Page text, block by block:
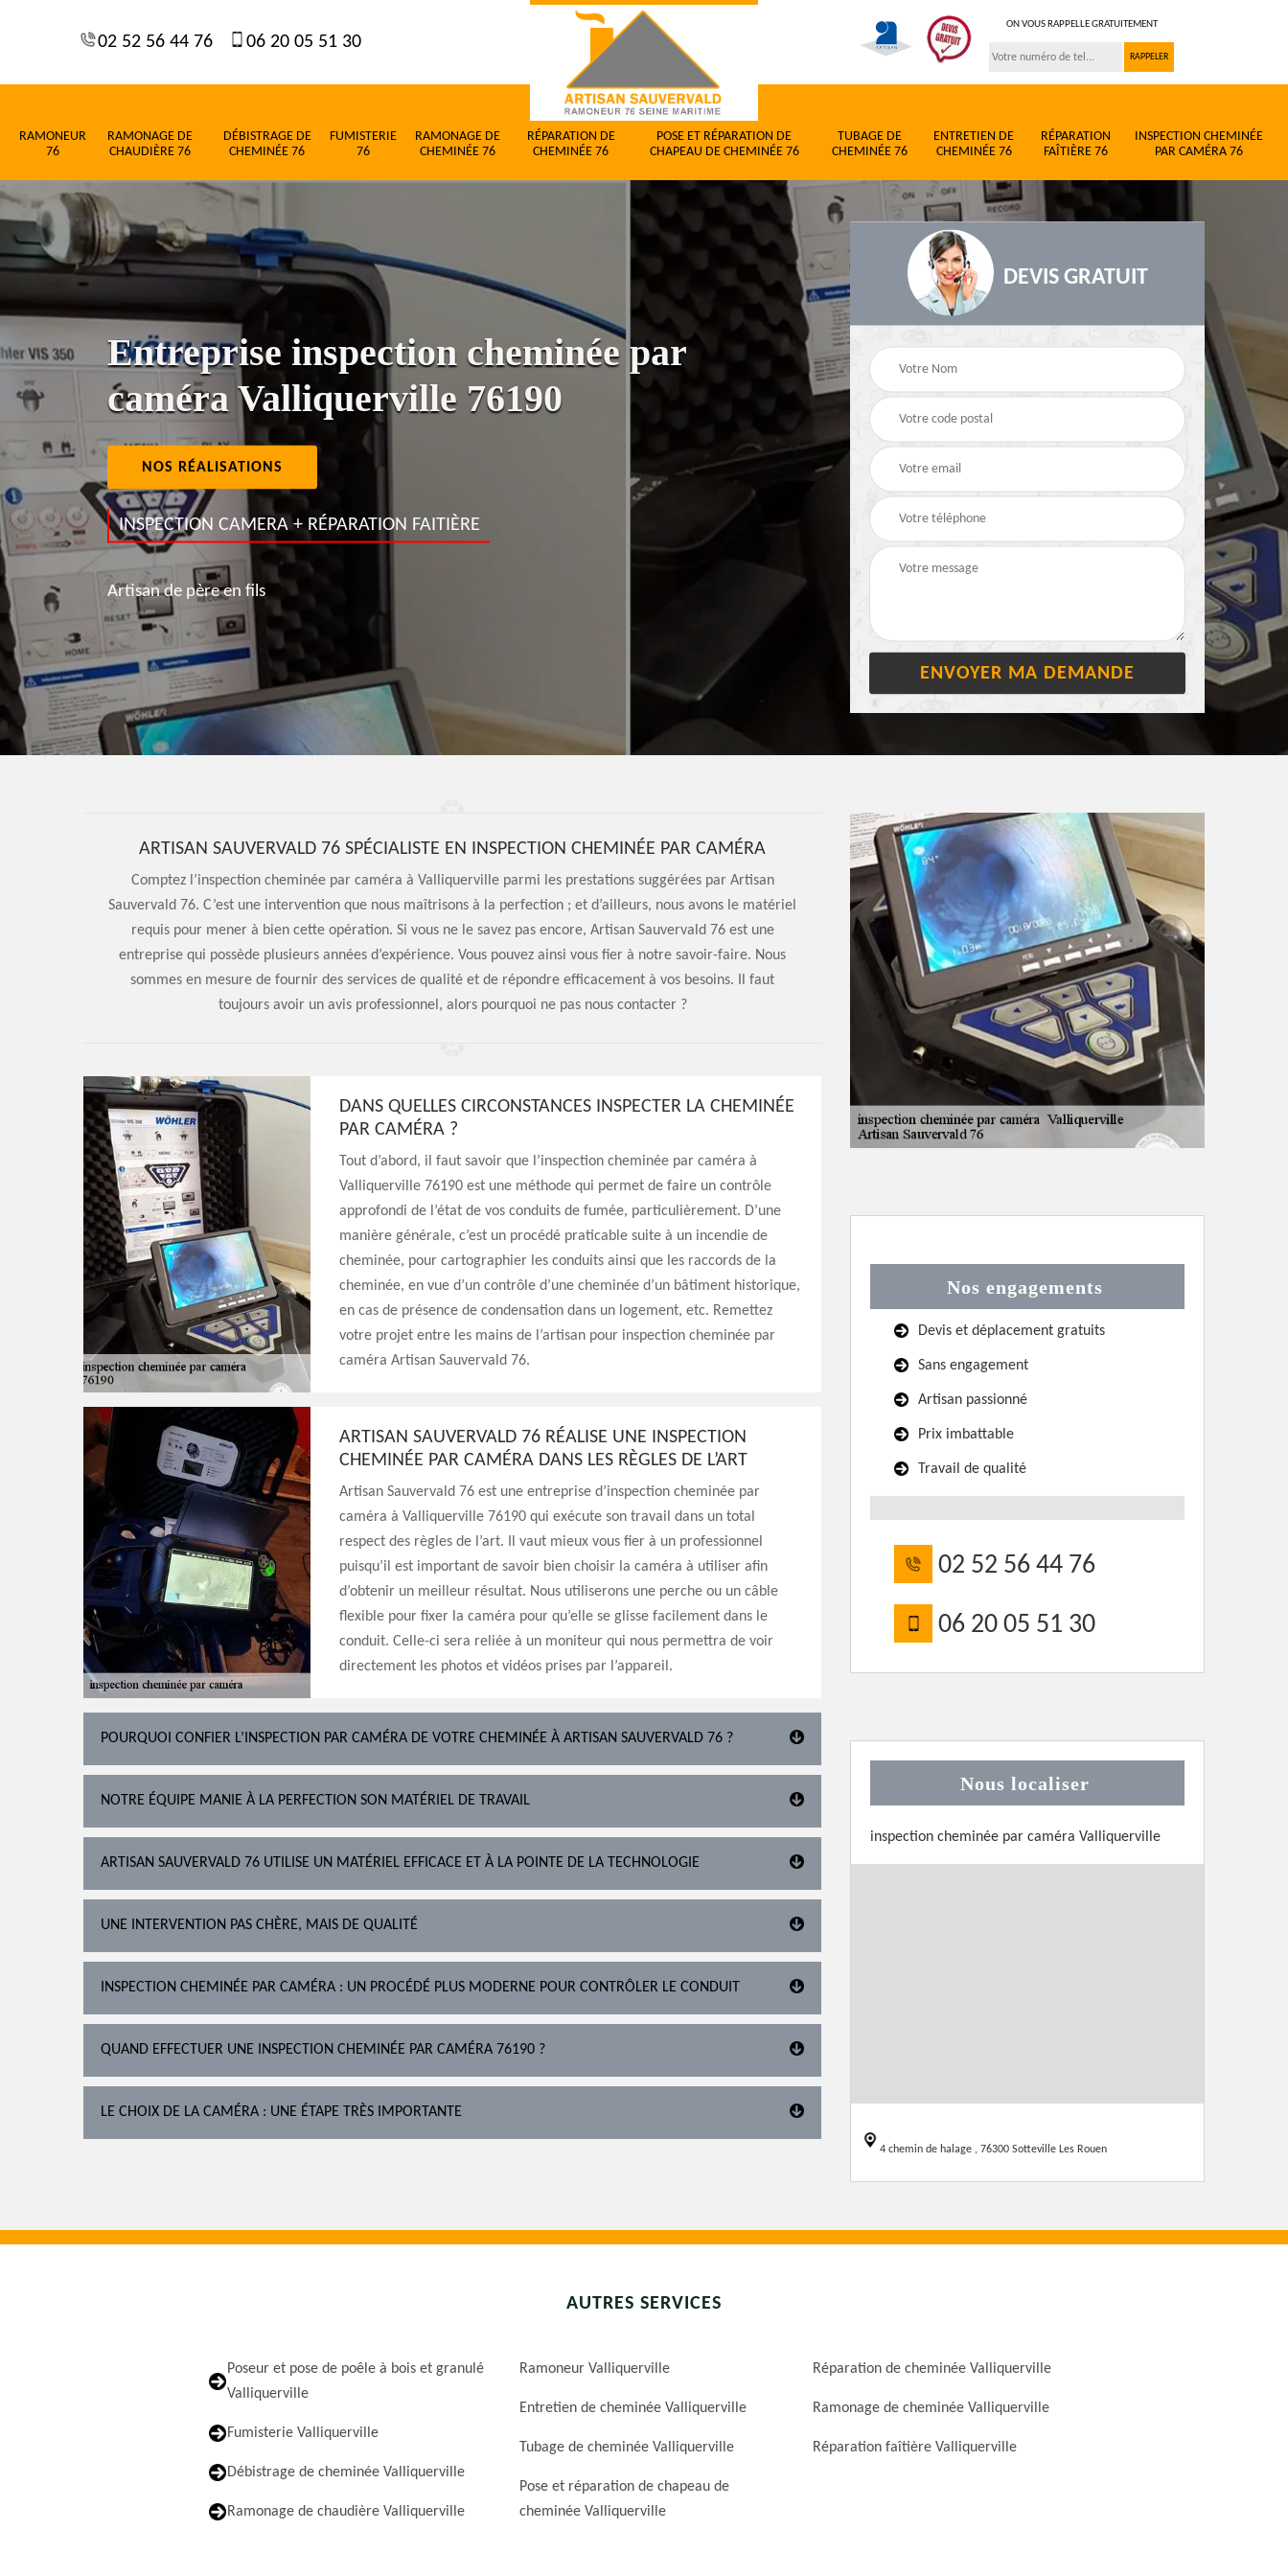
02 52 56 44 76 06 20 05 51 30
ON VOUS RAPPELLE GRATUITEMENT
RAMONEUR
76
RAMONAGE DE
CHAUDIÈRE 76
DÉBISTRAGE DE
CHEMINÉE 76
FUMISTERIE
76
RAMONAGE DE
CHEMINÉE 76
RÉPARATION DE
CHEMINÉE 76
POSE ET RÉPARATION DE
CHAPEAU DE CHEMINÉE 76
TUBAGE DE
CHEMINÉE 76
ENTRETIEN DE
CHEMINÉE 76
RÉPARATION
FAÎTIÈRE 76
INSPECTION CHEMINÉE
PAR CAMÉRA 76
Entreprise inspection cheminée par
caméra Valliquerville 76190
NOS RÉALISATIONS
INSPECTION CAMERA + RÉPARATION FAITIÈRE
Artisan de père en fils
DEVIS GRATUIT
ARTISAN SAUVERVALD 76 SPÉCIALISTE EN INSPECTION CHEMINÉE PAR CAMÉRA
Comptez l’inspection cheminée par caméra à Valliquerville parmi les prestations suggérées par Artisan
Sauvervald 76. C’est une intervention que nous maîtrisons à la perfection ; et d’ailleurs, nous avons le matériel
requis pour mener à bien cette opération. Si vous ne le savez pas encore, Artisan Sauvervald 76 est une
entreprise qui possède plusieurs années d’expérience. Vous pouvez ainsi vous fier à notre savoir-faire. Nous
sommes en mesure de fournir des services de qualité et de répondre efficacement à vos besoins. Il faut
toujours avoir un avis professionnel, alors pourquoi ne pas nous contacter ?
DANS QUELLES CIRCONSTANCES INSPECTER LA CHEMINÉE
PAR CAMÉRA ?
Tout d’abord, il faut savoir que l’inspection cheminée par caméra à
Valliquerville 76190 est une méthode qui permet de faire un contrôle
approfondi de l’état de vos conduits de fumée, particulièrement. D’une
manière générale, c’est un procédé praticable suite à un incendie de
cheminée, pour cartographier les conduits ainsi que les raccords de la
cheminée, en vue d’un contrôle d’une cheminée d’un bâtiment historique,
en cas de présence de condensation dans un logement, etc. Remettez
votre projet entre les mains de l’artisan pour inspection cheminée par
caméra Artisan Sauvervald 76.
ARTISAN SAUVERVALD 76 RÉALISE UNE INSPECTION
CHEMINÉE PAR CAMÉRA DANS LES RÈGLES DE L’ART
Artisan Sauvervald 76 est une entreprise d’inspection cheminée par
caméra à Valliquerville 76190 qui exécute son travail dans un total
respect des règles de l’art. Il vaut mieux vous fier à un professionnel
puisqu’il est important de savoir bien choisir la caméra à utiliser afin
d’obtenir un meilleur résultat. Nous utiliserons une perche ou un câble
flexible pour fixer la caméra pour qu’elle se glisse facilement dans le
conduit. Celle-ci sera reliée à un moniteur qui nous permettra de voir
directement les photos et vidéos prises par l’appareil.
POURQUOI CONFIER L’INSPECTION PAR CAMÉRA DE VOTRE CHEMINÉE À ARTISAN SAUVERVALD 76 ?
NOTRE ÉQUIPE MANIE À LA PERFECTION SON MATÉRIEL DE TRAVAIL
ARTISAN SAUVERVALD 76 UTILISE UN MATÉRIEL EFFICACE ET À LA POINTE DE LA TECHNOLOGIE
UNE INTERVENTION PAS CHÈRE, MAIS DE QUALITÉ
INSPECTION CHEMINÉE PAR CAMÉRA : UN PROCÉDÉ PLUS MODERNE POUR CONTRÔLER LE CONDUIT
QUAND EFFECTUER UNE INSPECTION CHEMINÉE PAR CAMÉRA 76190 ?
LE CHOIX DE LA CAMÉRA : UNE ÉTAPE TRÈS IMPORTANTE
Nos engagements
Devis et déplacement gratuits
Sans engagement
Artisan passionné
Prix imbattable
Travail de qualité
02 52 56 44 76
06 20 05 51 30
Nous localiser
inspection cheminée par caméra Valliquerville
4 chemin de halage , 76300 Sotteville Les Rouen
AUTRES SERVICES
Poseur et pose de poêle à bois et granulé
Valliquerville
Fumisterie Valliquerville
Débistrage de cheminée Valliquerville
Ramonage de chaudière Valliquerville
Ramoneur Valliquerville
Entretien de cheminée Valliquerville
Tubage de cheminée Valliquerville
Pose et réparation de chapeau de
cheminée Valliquerville
Réparation de cheminée Valliquerville
Ramonage de cheminée Valliquerville
Réparation faîtière Valliquerville